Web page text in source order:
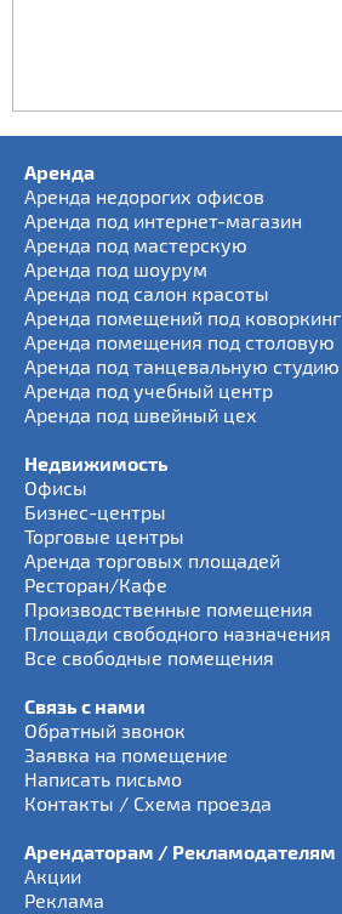
Аренда
Аренда недорогих офисов
Аренда под интернет-магазин
Аренда под мастерскую
Аренда под шоурум
Аренда под салон красоты
Аренда помещений под коворкинг
Аренда помещения под столовую
Аренда под танцевальную студию
Аренда под учебный центр
Аренда под швейный цех
Недвижимость
Офисы
Бизнес-центры
Торговые центры
Аренда торговых площадей
Ресторан/Кафе
Производственные помещения
Площади свободного назначения
Все свободные помещения
Связь с нами
Обратный звонок
Заявка на помещение
Написать письмо
Контакты / Схема проезда
Арендаторам / Рекламодателям
Акции
Реклама